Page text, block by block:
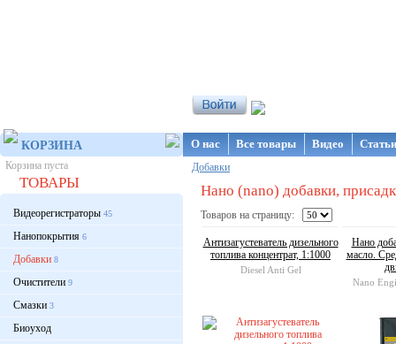
КОРЗИНА
Корзина пуста
ТОВАРЫ
Видеорегистраторы 45
Нанопокрытия 6
Добавки 8
Очистители 9
Смазки 3
Биоуход
О нас Все товары Видео
Добавки
Нано (nano) добавки,
Товаров на страницу:
Антизагустеватель дизельного
топлива концентрат, 1:1000
Diesel Anti Gel
Нано
масло.
Nano